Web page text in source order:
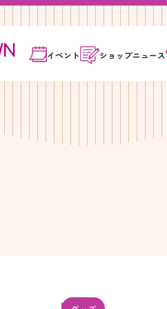
イベント ショップニュース